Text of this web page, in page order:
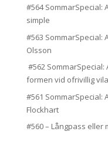
#564 SommarSpecial:
simple
#563 SommarSpecial:
Olsson
#562
formen vid ofrivillig
#561 SommarSpecial:
Flockhart
#560 – Långpass eller